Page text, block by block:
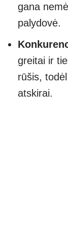
gana
palydovė.
greitai ir
rūšis,
atskirai.